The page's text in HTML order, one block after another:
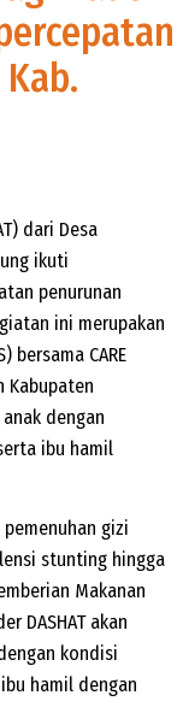
dari Desa
ikuti
penurunan
ini merupakan
bersama CARE
Kabupaten
dengan
ibu hamil
gizi
stunting hingga
Makanan
DASHAT akan
kondisi
hamil dengan